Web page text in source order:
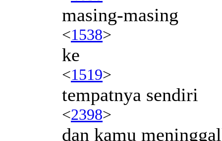
masing-masing
<1538>
ke
<1519>
tempatnya sendiri
<2398>
dan kamu